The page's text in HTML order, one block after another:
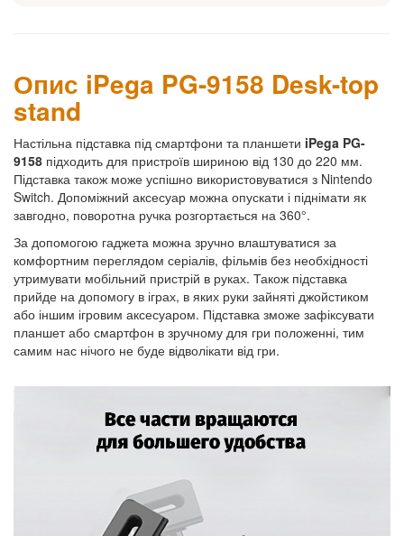
Опис iPega PG-9158 Desk-top
stand
Настільна підставка під смартфони та планшети iPega PG-
9158 підходить для пристроїв шириною від 130 до 220 мм.
Підставка також може успішно використовуватися з Nintendo
Switch. Допоміжний аксесуар можна опускати і піднімати як
завгодно, поворотна ручка розгортається на 360°.
За допомогою гаджета можна зручно влаштуватися за
комфортним переглядом серіалів, фільмів без необхідності
утримувати мобільний пристрій в руках. Також підставка
прийде на допомогу в іграх, в яких руки зайняті джойстиком
або іншим ігровим аксесуаром. Підставка зможе зафіксувати
планшет або смартфон в зручному для гри положенні, тим
самим нас нічого не буде відволікати від гри.